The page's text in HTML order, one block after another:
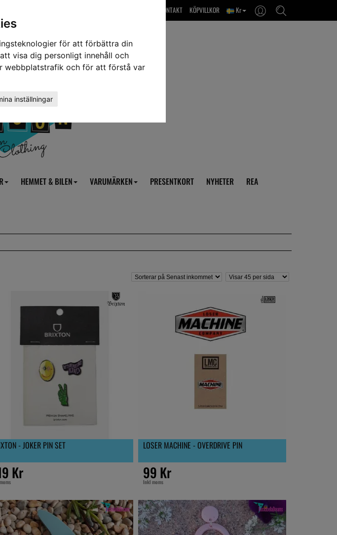
för att förbättra din
visa dig personligt innehåll och
webbplatstrafik och för att förstå var
inställningar
Kr
KÖPVILLKOR
OM OSS & KONTAKT
HEMMET & BILEN VARUMÄRKEN PRESENTKORT NYHETER REA
- JOKER PIN SET
Kr
LOSER MACHINE - OVERDRIVE PIN
99 Kr
Inkl moms